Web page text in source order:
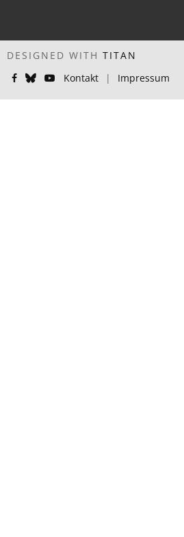
WITH TITAN
Kontakt
| Impressum